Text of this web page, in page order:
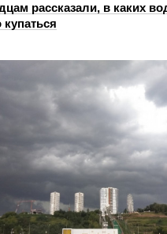
рассказали, в каких
купаться